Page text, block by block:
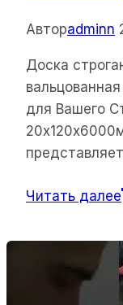
Авторadminn
Доска
для Вашего
Читать далее